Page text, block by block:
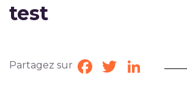
test
Partagez sur Facebook
TwitterLinkedIn